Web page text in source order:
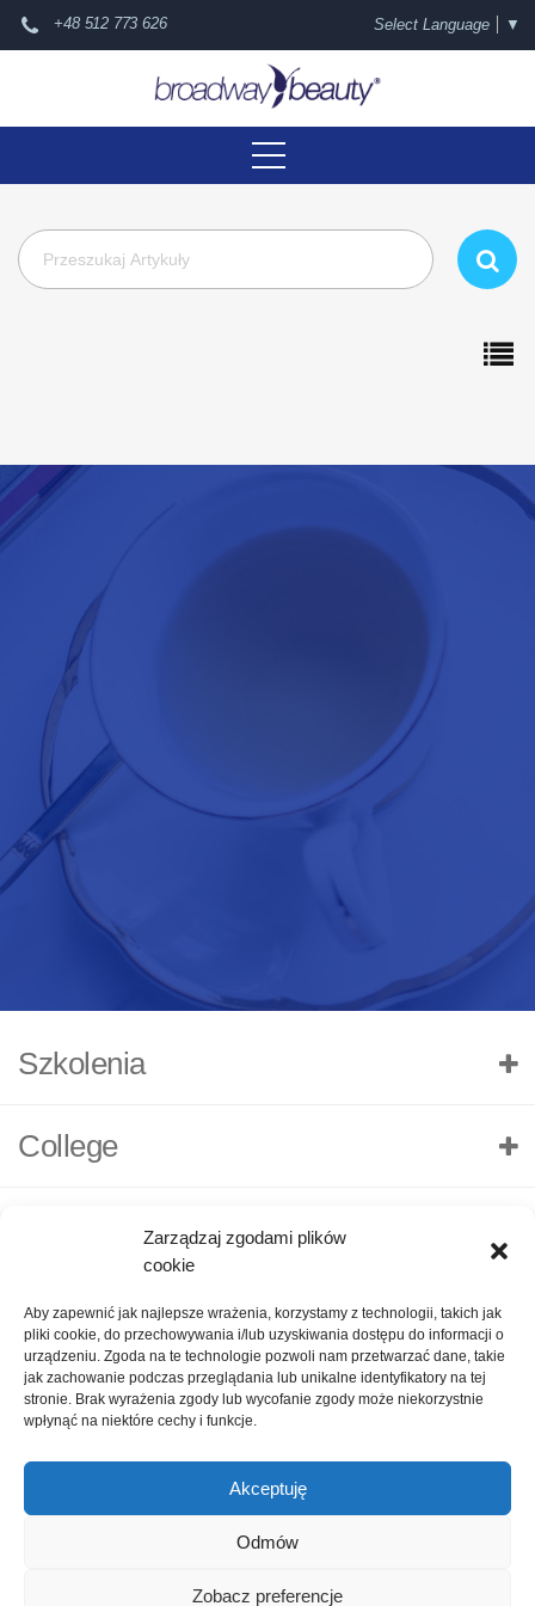
Zarządzaj zgodami plików
cookie
Aby zapewnić jak najlepsze wrażenia, korzystamy z technologii, takich jak
pliki cookie, do przechowywania i/lub uzyskiwania dostępu do informacji o
urządzeniu. Zgoda na te technologie pozwoli nam przetwarzać dane, takie
jak zachowanie podczas przeglądania lub unikalne identyfikatory na tej
stronie. Brak wyrażenia zgody lub wycofanie zgody może niekorzystnie
wpłynąć na niektóre cechy i funkcje.
Akceptuję
Odmów
Zobacz preferencje
+48 512 773 626 Select Language ▼
Szkolenia
College
O nas Polityka Prywatności Kontakt